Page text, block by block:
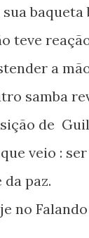
teve
a
de
veio :
paz.
no